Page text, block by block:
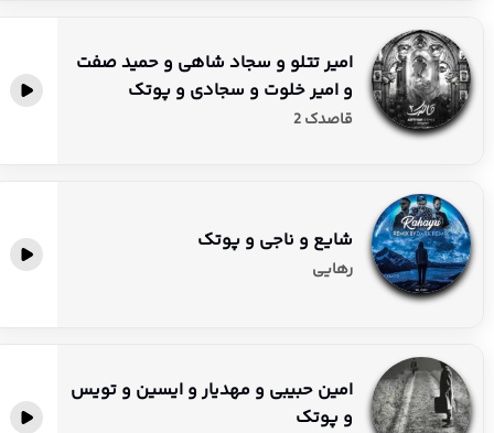
امیر تتلو و سجاد شاهی و حمید صفت
و امیر خلوت و سجادی و پوتک
قاصدک 2
شایع و ناجی و پوتک
رهایی
امین حبیبی و مهدیار و ایسین و تویس
و پوتک